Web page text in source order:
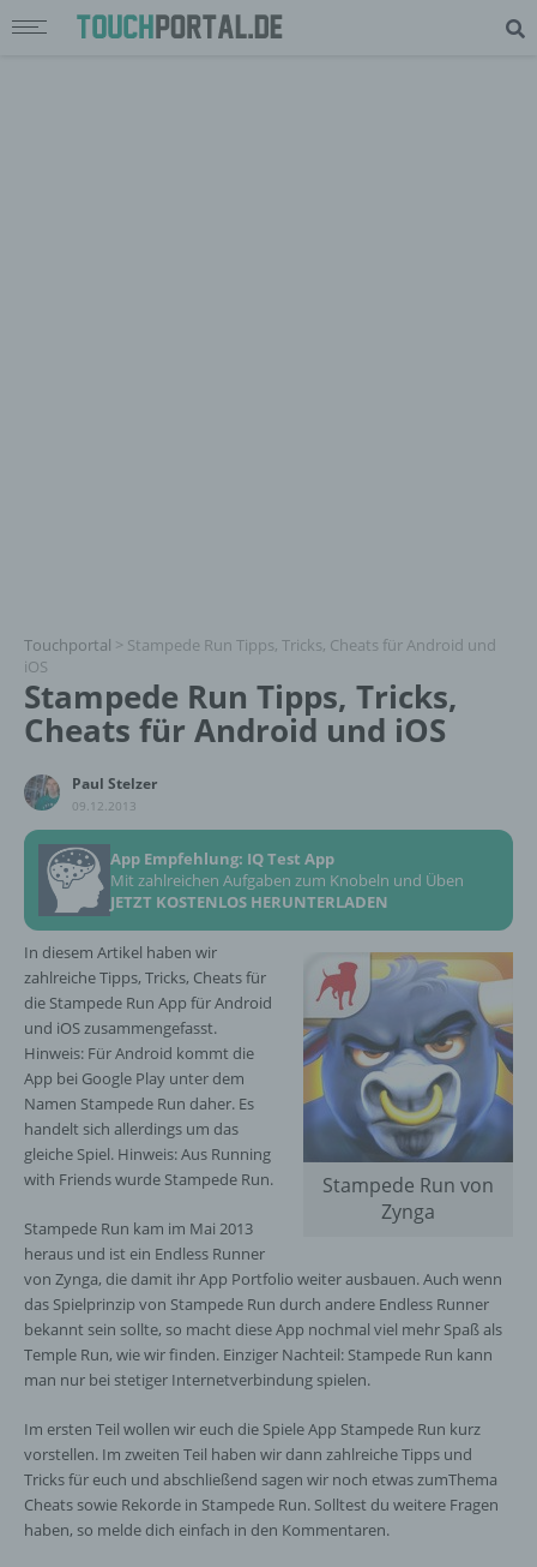
Touchportal > Stampede Run Tipps, Tricks, Cheats für Android und
iOS
Stampede Run Tipps, Tricks,
Cheats für Android und iOS
Paul Stelzer
09.12.2013
App Empfehlung: IQ Test App
Mit zahlreichen Aufgaben zum Knobeln und Üben
JETZT KOSTENLOS HERUNTERLADEN
Stampede Run von
Zynga
In diesem Artikel haben wir
zahlreiche Tipps, Tricks, Cheats für
die Stampede Run App für Android
und iOS zusammengefasst.
Hinweis: Für Android kommt die
App bei Google Play unter dem
Namen Stampede Run daher. Es
handelt sich allerdings um das
gleiche Spiel. Hinweis: Aus Running
with Friends wurde Stampede Run.
Stampede Run kam im Mai 2013
heraus und ist ein Endless Runner
von Zynga, die damit ihr App Portfolio weiter ausbauen. Auch wenn
das Spielprinzip von Stampede Run durch andere Endless Runner
bekannt sein sollte, so macht diese App nochmal viel mehr Spaß als
Temple Run, wie wir finden. Einziger Nachteil: Stampede Run kann
man nur bei stetiger Internetverbindung spielen.
Im ersten Teil wollen wir euch die Spiele App Stampede Run kurz
vorstellen. Im zweiten Teil haben wir dann zahlreiche Tipps und
Tricks für euch und abschließend sagen wir noch etwas zumThema
Cheats sowie Rekorde in Stampede Run. Solltest du weitere Fragen
haben, so melde dich einfach in den Kommentaren.